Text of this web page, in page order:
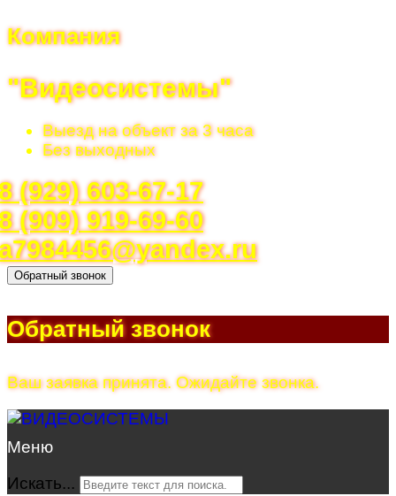
Компания
"Видеосистемы"
Выезд на объект за 3 часа
Без выходных
(929) 603-67-17
(909) 919-69-60
Обратный звонок
Обратный звонок
Ваш заявка принята. Ожидайте звонка.
Меню
Искать...